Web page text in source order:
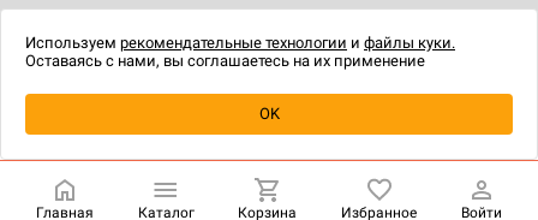
Уведомить о наличии
технологии.
Главная Каталог Корзина Избранное Войти
Используем рекомендательные технологии и файлы куки.
Оставаясь с нами, вы соглашаетесь на их применение
OK